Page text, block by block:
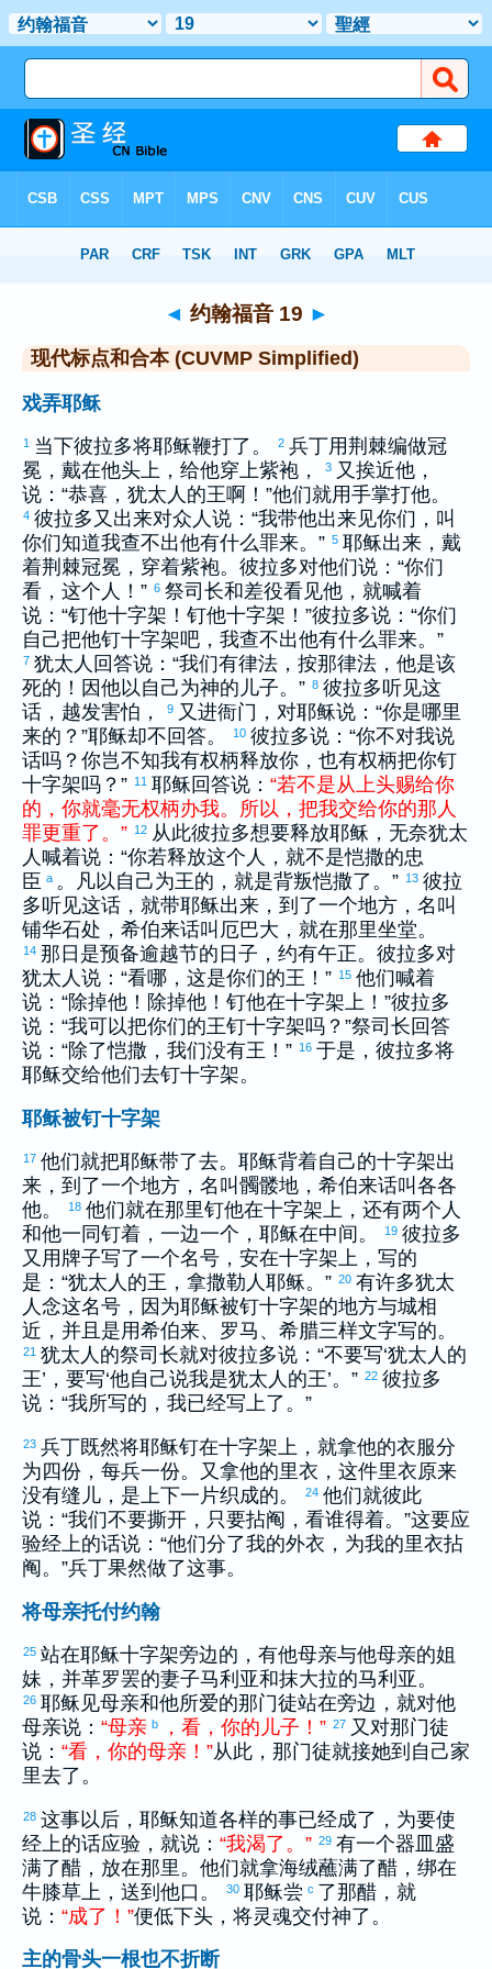
> 约翰福音 19
◄ 约翰福音 19 ►
现代标点和合本 (CUVMP Simplified)
戏弄耶稣
1 当下彼拉多将耶稣鞭打了。 2 兵丁用荆棘编做冠
冕，戴在他头上，给他穿上紫袍，
3 又挨近他，
说：“恭喜， 犹太 人的王啊！”他们就用手掌打他。
4 彼拉多 又出来对众人说：“我带他出来见你们，叫
你们知道我查不出他有什么罪来。” 5 耶稣出来，戴
着荆棘冠冕，穿着紫袍。 彼拉多对他们说：“你们
看，这个人！” 6 祭司长和差役看见他，就喊着
说：“钉他十字架！钉他十字架！”彼拉多说：“你们
自己把他钉十字架吧，我查不出他有什么罪来。”
7 犹太 人回答说：“我们有律法，按那律法，他是该
死的！因他以自己为神的儿子。” 8 彼拉多听见这
话，越发害怕，
9 又进衙门，对耶稣说：“你是哪里
来的？”耶稣却不回答。
10 彼拉多说：“你不对我说
话吗？你岂不知我有权柄释放你，也有权柄把你钉
十字架吗？” 11 耶稣回答说： “若不是从上头赐给你
的 ， 你就毫无权柄办我。 所以 ， 把我交给你的那 人
罪更重了。 ” 12 从此彼拉多想要释放耶稣，无奈犹太
人喊着说：“你若释放这个人，就不是恺撒的忠
臣 a 。凡以自己为王的，就是背叛恺撒了。” 13 彼拉
多听见这话，就带耶稣出来，到了一个地方，名叫
铺华石处， 希伯来话叫 厄巴大 ，就在那里坐堂。
14 那日是预备逾越节的日子，约有午正。 彼拉多对
犹太 人说：“看哪，这是你们的王！” 15 他们喊着
说：“除掉他！除掉他！钉他在十字架上！”彼拉多
说：“我可以把你们的王钉十字架吗？”祭司长回答
说：“除了恺撒，我们没有王！” 16 于是， 彼拉多将
耶稣交给他们去钉十字架。
耶稣被钉十字架
17 他们就把耶稣带了去。耶稣背着自己的十字架出
来，到了一个地方，名叫髑髅地， 希伯来话叫 各各
他。 18 他们就在那里钉他在十字架上，还有两个人
和他一同钉着，一边一个，耶稣在中间。
19 彼拉多
又用牌子写了一个名号，安在十字架上，写的
是：“犹太 人的王， 拿撒勒 人耶稣。” 20 有许多犹太
人念这名号，因为耶稣被钉十字架的地方与城相
近，并且是用希伯来、 罗马 、 希腊三样文字写的。
21 犹太 人的祭司长就对彼拉多说：“不要写‘犹太 人的
王’，要写‘他自己说我是犹太 人的王’。” 22 彼拉多
说：“我所写的，我已经写上了。”
23 兵丁既然将耶稣钉在十字架上，就拿他的衣服分
为四份，每兵一份。又拿他的里衣，这件里衣原来
没有缝儿，是上下一片织成的。
24 他们就彼此
说：“我们不要撕开，只要拈阄，看谁得着。”这要应
验经上的话说：“他们分了我的外衣，为我的里衣拈
阄。”兵丁果然做了这事。
将母亲托付约翰
25 站在耶稣十字架旁边的，有他母亲与他母亲的姐
妹，并革罗罢的妻子马利亚和抹大拉的马利亚。
26 耶稣见母亲和他所爱的那门徒站在旁边，就对他
母亲说： “母亲 b ， 看 ， 你的 儿子 ！ ” 27 又对那门徒
说： “看 ， 你的母亲 ！ ”从此，那门徒就接她到自己家
里去了。
28 这事以后，耶稣知道各样的事已经成了，为要使
经上的话应验，就说： “我渴了 。 ” 29 有一个器皿盛
满了醋，放在那里。他们就拿海绒蘸满了醋，绑在
牛膝草上，送到他口。
30 耶稣尝 c 了那醋，就
说： “成了 ！ ”便低下头，将灵魂交付神了。
主的骨头一根也不折断